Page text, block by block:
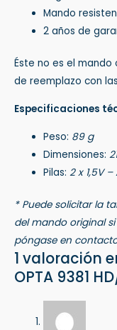
Mando
2 años de
Éste no es el mando
de reemplazo con
Especificaciones
Peso: 89 g
Dimensiones:
Pilas:2 x 1,5V
* Puede solicitar la
del mando original
póngase en
1 valoración
OPTA 9381